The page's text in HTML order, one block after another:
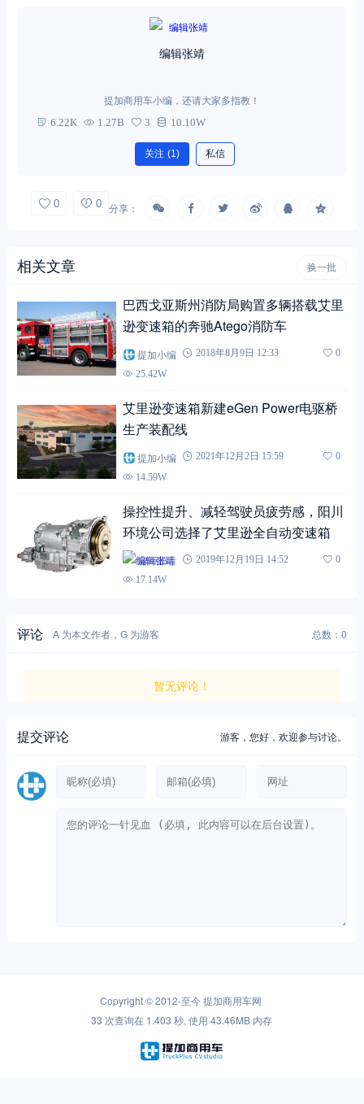
编辑张靖
提加商用车小编，还请大家多指教！
6.22K 1.27B 3 10.10W
关注 (1) 私信
0 0 分享：
相关文章 换一批
巴西戈亚斯州消防局购置多辆搭载艾里
逊变速箱的奔驰Atego消防车
提加小编 2018年8月9日 12:33
0
25.42W
艾里逊变速箱新建eGen Power电驱桥
生产装配线
提加小编 2021年12月2日 15:59
0
14.59W
操控性提升、减轻驾驶员疲劳感，阳川
环境公司选择了艾里逊全自动变速箱
编辑张靖 2019年12月19日 14:52
0
17.14W
评论 A 为本文作者，G 为游客 总数：0
暂无评论！
提交评论 游客，您好，欢迎参与讨论。
Copyright © 2012-至今提加商用车网
33 次查询在 1.403 秒, 使用 43.46MB 内存